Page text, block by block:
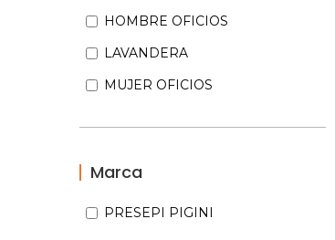
HOMBRE OFICIOS
LAVANDERA
MUJER OFICIOS
Marca
PRESEPI PIGINI